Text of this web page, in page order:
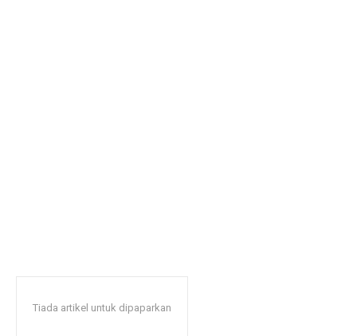
Tiada artikel untuk dipaparkan